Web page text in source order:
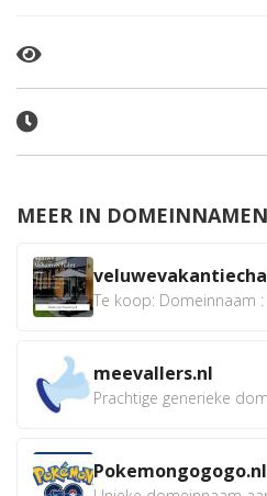
MEER IN DOMEINNAMEN
meevallers.nl
Pokemongogogo.nl